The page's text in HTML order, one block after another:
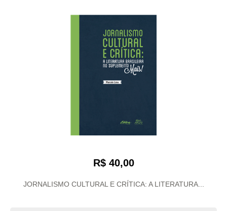
R$ 40,00
JORNALISMO CULTURAL E CRÍTICA: A LITERATURA...